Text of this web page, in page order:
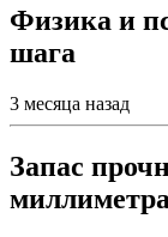
Физика и
шага
3 месяца назад
Запас